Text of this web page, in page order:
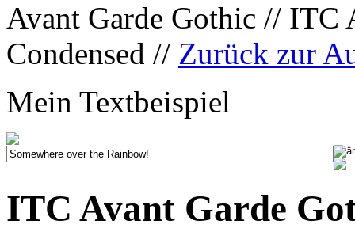
Avant Garde Gothic // ITC
Condensed // Zurück zur
Mein Textbeispiel
ITC Avant Garde